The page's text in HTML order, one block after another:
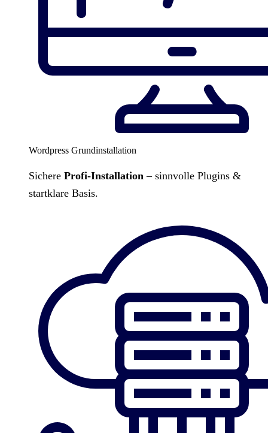
Wordpress Grundinstallation
Sichere Profi-Installation – sinnvolle Plugins &
startklare Basis.